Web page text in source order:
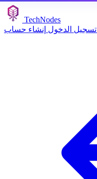
TechNodes
تسجيل الدخول